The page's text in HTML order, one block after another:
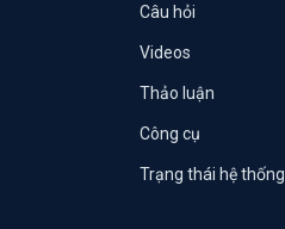
Câu hỏi
Videos
Thảo luận
Công cụ
Trạng thái hệ thống